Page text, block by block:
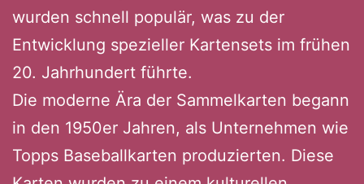
wurden schnell populär, was zu der
Entwicklung spezieller Kartensets im frühen
20. Jahrhundert führte.
Die moderne Ära der Sammelkarten begann
in den 1950er Jahren, als Unternehmen wie
Topps Baseballkarten produzierten. Diese